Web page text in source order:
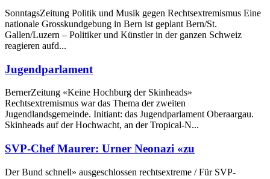
SonntagsZeitung Politik und Musik gegen Rechtsextremismus Eine
nationale Grosskundgebung in Bern ist geplant Bern/St.
Gallen/Luzern – Politiker und Künstler in der ganzen Schweiz
reagieren aufd...
Jugendparlament
BernerZeitung «Keine Hochburg der Skinheads»
Rechtsextremismus war das Thema der zweiten
Jugendlandsgemeinde. Initiant: das Jugendparlament Oberaargau.
Skinheads auf der Hochwacht, an der Tropical-N...
SVP-Chef Maurer: Urner Neonazi «zu
Der Bund schnell» ausgeschlossen rechtsextreme / Für SVP-